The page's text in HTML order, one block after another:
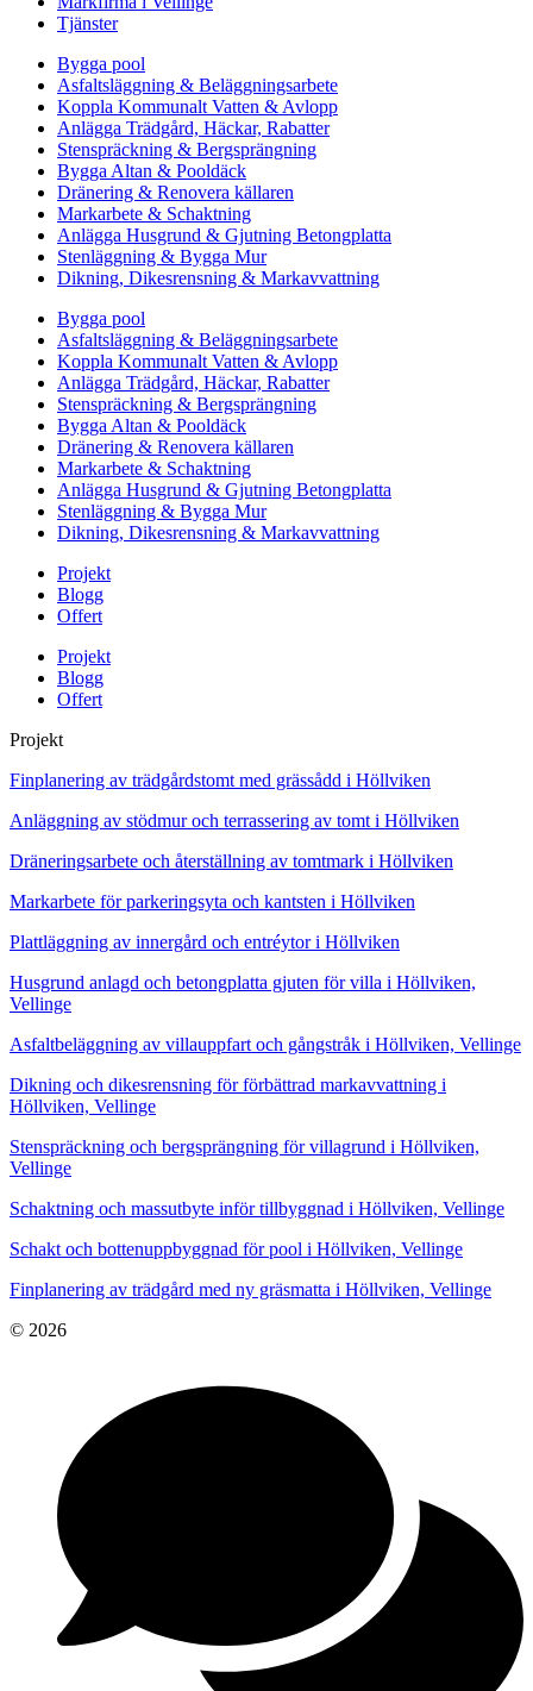
Tjänster
Bygga pool
Asfaltsläggning & Beläggningsarbete
Koppla Kommunalt Vatten & Avlopp
Anlägga Trädgård, Häckar, Rabatter
Stenspräckning & Bergsprängning
Bygga Altan & Pooldäck
Dränering & Renovera källaren
Markarbete & Schaktning
Anlägga Husgrund & Gjutning Betongplatta
Stenläggning & Bygga Mur
Dikning, Dikesrensning & Markavvattning
Bygga pool
Asfaltsläggning & Beläggningsarbete
Koppla Kommunalt Vatten & Avlopp
Anlägga Trädgård, Häckar, Rabatter
Stenspräckning & Bergsprängning
Bygga Altan & Pooldäck
Dränering & Renovera källaren
Markarbete & Schaktning
Anlägga Husgrund & Gjutning Betongplatta
Stenläggning & Bygga Mur
Dikning, Dikesrensning & Markavvattning
Projekt
Blogg
Offert
Projekt
Blogg
Offert
Projekt
Finplanering av trädgårdstomt med grässådd i Höllviken
Anläggning av stödmur och terrassering av tomt i Höllviken
Dräneringsarbete och återställning av tomtmark i Höllviken
Markarbete för parkeringsyta och kantsten i Höllviken
Plattläggning av innergård och entréytor i Höllviken
Husgrund anlagd och betongplatta gjuten för villa i Höllviken,
Vellinge
Asfaltbeläggning av villauppfart och gångstråk i Höllviken, Vellinge
Dikning och dikesrensning för förbättrad markavvattning i
Höllviken, Vellinge
Stenspräckning och bergsprängning för villagrund i Höllviken,
Vellinge
Schaktning och massutbyte inför tillbyggnad i Höllviken, Vellinge
Schakt och bottenuppbyggnad för pool i Höllviken, Vellinge
Finplanering av trädgård med ny gräsmatta i Höllviken, Vellinge
© 2026